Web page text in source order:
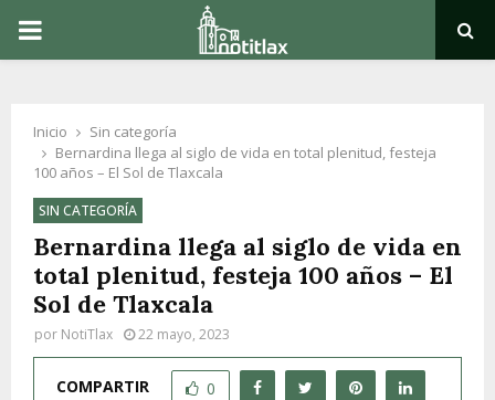
PRIMARY
Inicio
Sin categoría
Bernardina llega al siglo de vida en total plenitud, festeja
100 años – El Sol de Tlaxcala
SIN CATEGORÍA
Bernardina llega al siglo de vida en
total plenitud, festeja 100 años – El
Sol de Tlaxcala
por NotiTlax 22 mayo, 2023
COMPARTIR 0